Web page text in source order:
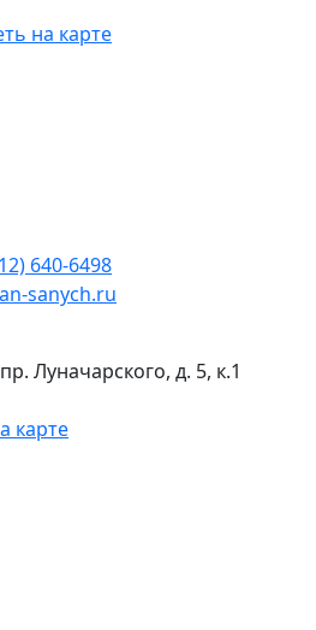
на карте
640-6498
sanych.ru
Луначарского, д. 5, к.1
карте